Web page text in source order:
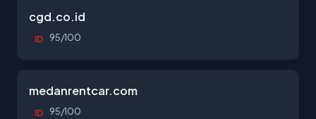
cgd.co.id
ID 95/100
medanrentcar.com
ID 95/100